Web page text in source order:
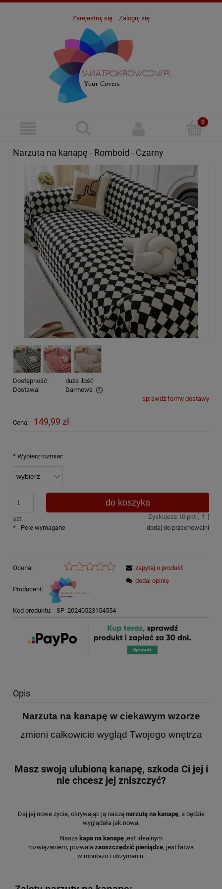
Zarejestruj się Zaloguj się
Narzuta na kanapę - Romboid - Czarny
Dostępność:
duża ilość
Dostawa:
Darmowa
Cena nie zawiera ewentualnych kosztów płatnościsprawdź formy dostawy
Cena: 149,99 zł
* Wybierz rozmiar:
szt.
do koszyka
Zyskujesz 10pkt [ ?
dodaj do przechowalni
* - Pole wymagane
Ocena:
Producent:
Kod produktu: SP_20240523154554
zapytaj o produkt
dodaj opinię
Opis
Narzuta na kanapę w ciekawym wzorze
zmieni całkowicie wygląd Twojego wnętrza
Masz swoją ulubioną kanapę, szkoda Ci jej i
nie chcesz jej zniszczyć?
Daj jej nowe życie, okrywając ją naszą narzutą na kanapę, a będzie
wyglądała jak nowa.
Nasza kapa na kanapęjest idealnym
rozwiązaniem, pozwala zaoszczędzić pieniądze, jest łatwa
w montażu i utrzymaniu.